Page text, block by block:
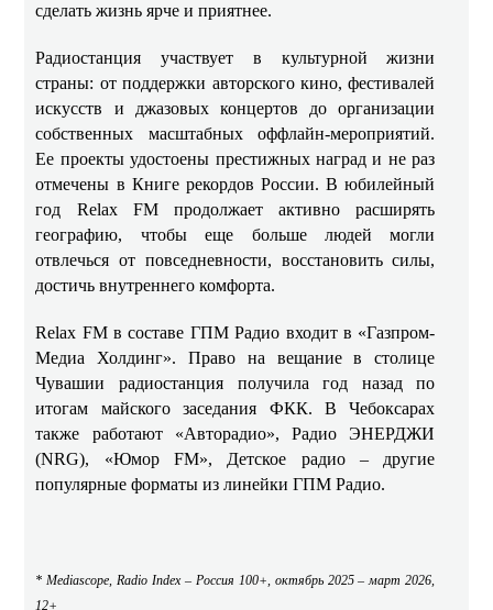
сделать жизнь ярче и приятнее.
Радиостанция участвует в культурной жизни
страны: от поддержки авторского кино, фестивалей
искусств и джазовых концертов до организации
собственных масштабных оффлайн-мероприятий.
Ее проекты удостоены престижных наград и не раз
отмечены в Книге рекордов России. В юбилейный
год Relax FM продолжает активно расширять
географию, чтобы еще больше людей могли
отвлечься от повседневности, восстановить силы,
достичь внутреннего комфорта.
Relax FM в составе ГПМ Радио входит в «Газпром-
Медиа Холдинг». Право на вещание в столице
Чувашии радиостанция получила год назад по
итогам майского заседания ФКК. В Чебоксарах
также работают «Авторадио», Радио ЭНЕРДЖИ
(NRG), «Юмор FM», Детское радио – другие
популярные форматы из линейки ГПМ Радио.
* Mediascope, Radio Index – Россия 100+, октябрь 2025 – март 2026,
12+